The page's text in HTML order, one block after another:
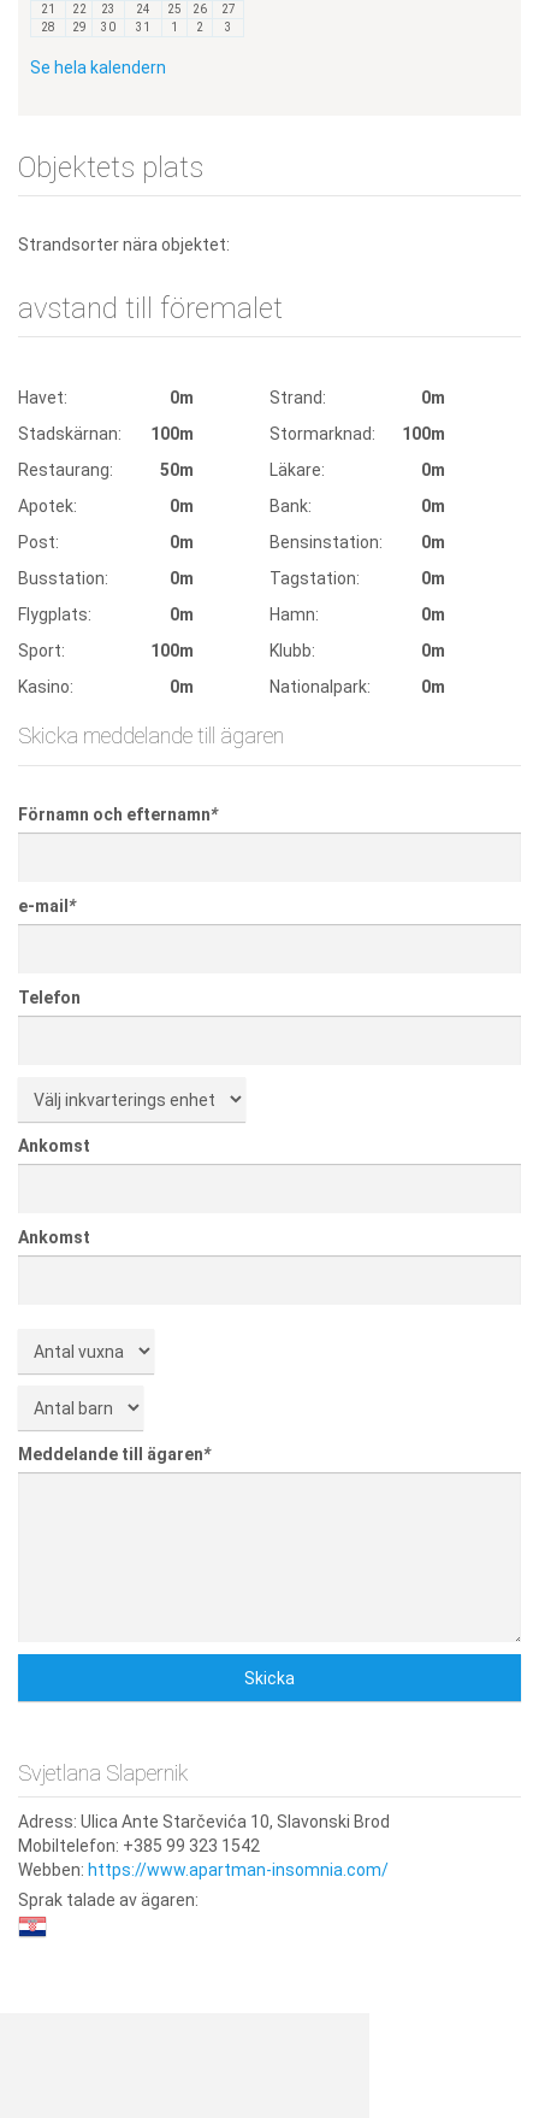
21
22 23 24 25 26
27
28
29 30 31 1 2 3
Se hela kalendern
Objektets plats
Strandsorter nära objektet:
avstand till föremalet
Havet: 0m Strand:
0m
Stadskärnan:
100m Stormarknad:
100m
Restaurang:
50m Läkare:
0m
Apotek:
0m Bank:
0m
Post:
0m Bensinstation:
0m
Busstation:
0m Tagstation:
0m
Flygplats:
0m Hamn:
0m
Sport:
100m Klubb:
0m
Kasino:
0m Nationalpark: 0m
Skicka meddelande till ägaren
Förnamn och efternamn*
e-mail *
Telefon
Ankomst
Ankomst
Meddelande till ägaren*
Svjetlana Slapernik
Adress: Ulica Ante Starčevića 10, Slavonski Brod
Mobiltelefon: +385 99 323 1542
Webben: https://www.apartman-insomnia.com/
Sprak talade av ägaren: